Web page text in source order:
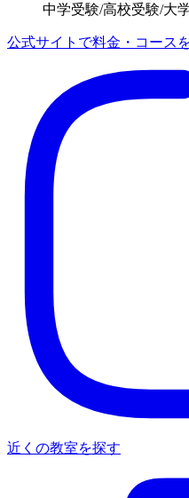
中学受験/高校受験/大
公式サイトで料金・コース
近くの教室を探す